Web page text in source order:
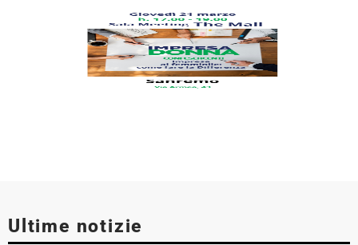
Ultime notizie